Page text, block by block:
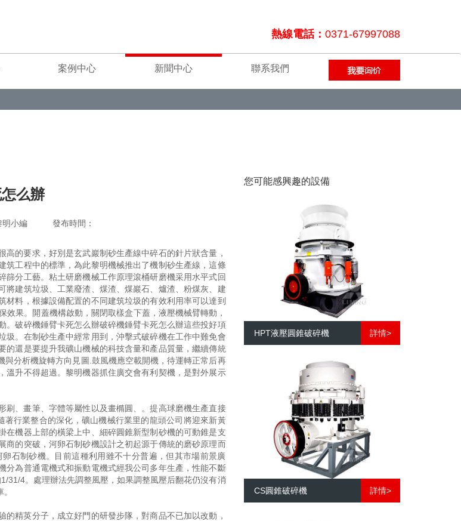
熱線電話： 0371-67997088
案例中心 新聞中心 聯系我們
么辦
明小編 發布時間：
的要求，好別是玄武巖制砂生產線中碎石的針片狀含量，
工程中的標準，為此黎明機械推出了機制砂生產線，這條
分工藝。粘土研磨機械工作原理滾桶研磨機采用水平式回
建筑垃圾、工業廢渣、煤渣、煤巖石、爐渣、粉煤灰、建
料，根據設備配置的不同建筑垃圾的有效利用率可以達到
果。開蓋機構啟動，關閉取樣盒下蓋，液壓機械臂轉動，
。破碎機錘臂卡死怎么辦破碎機錘臂卡死怎么辦這些投好項
圾。在制砂生產中經常用到，沖擊式破碎機在工作中難免會
的還是要提升我礦山機械的科技含量和產品質量，繼續傳統
分析機旋轉方向見圖.鼓風機應空載開機，待運轉正常后再
溫升不得超過。黎明機器抓住廣交會有利契機，是對外展示
、畫筆、字體等屬性以及畫橢圓、。提高球磨機生產直接
行業整合的深化，礦山機械行業里的龍頭公司將迎來新黃
機器上部的橫梁上中、細碎圓錐新型制砂機的可動錐是支
商的突破，河卵石制砂機設計之初起源于傳統的磨砂原理而
石制砂機。目前這種利用雖不十分普遍，但其市場前景廣
分為普通電機式和振動電機式經我公司多年生產，性能不斷
31/4。處理辦法先調整風壓，如果調整風壓后翻花仍沒有消
精英分子，成立好門的研發步隊，對商品不已加以改動，
您可能感興趣的設備
HPT液壓圓錐破碎機 詳情>
CS圓錐破碎機 詳情>